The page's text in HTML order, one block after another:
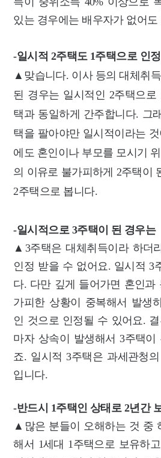
있는 경우에는 배우자가 없어
-일시적 2주택도 1주택으로 인
▲맞습니다. 이사 등의 대체취
된 경우는 일시적인 2주택으
택과 동일하게 간주합니다. 그
택을 팔아야만 일시적이라는
에도 혼인이나 부모를 모시기
의 이유로 불가피하게 2주택이
2주택으로 봅니다.
-일시적으로 3주택이 된 경우는
▲3주택은 대체취득이라 하더
인정 받을 수 없어요. 일시적 3
다. 다만 깊게 들어가면 혼인과
가피한 상황이 중복해서 발생
인 것으로 인정될 수 있어요.
마자 상속이 발생해서 3주택
죠. 일시적 3주택은 과세관청
입니다.
-반드시 1주택인 상태로 2년간
▲많은 분들이 오해하는 것 중
해서 1세대 1주택으로 보유하